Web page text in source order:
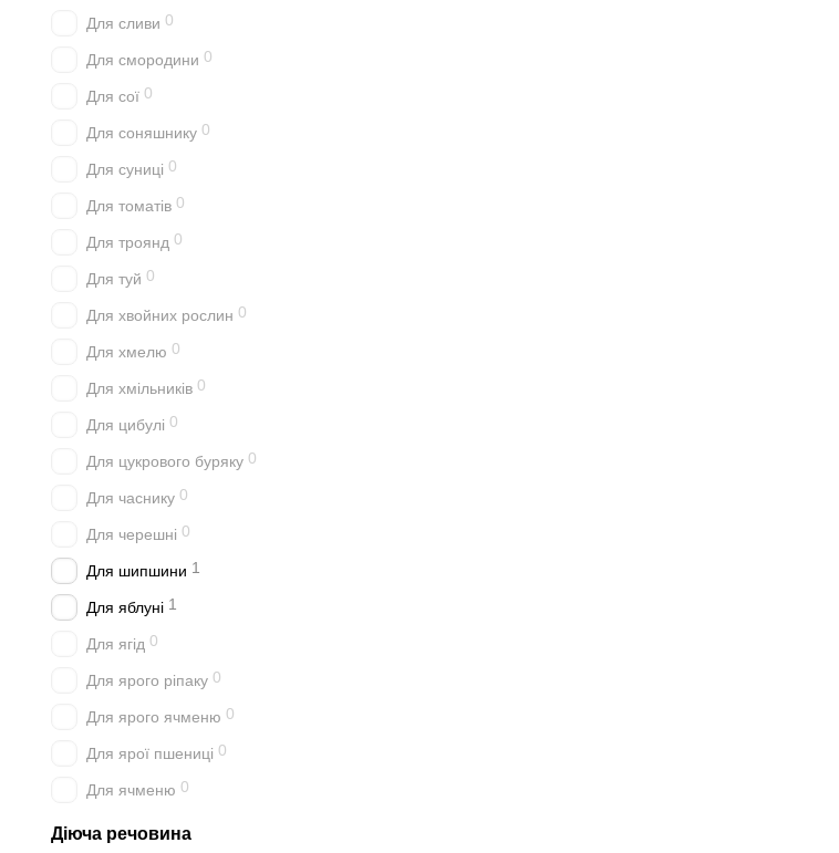
Для сливи 0
Для смородини 0
Для сої 0
Для соняшнику 0
Для суниці 0
Для томатів 0
Для троянд 0
Для туй 0
Для хвойних рослин 0
Для хмелю 0
Для хмільників 0
Для цибулі 0
Для цукрового буряку 0
Для часнику 0
Для черешні 0
Для шипшини 1
Для яблуні 1
Для ягід 0
Для ярого ріпаку 0
Для ярого ячменю 0
Для ярої пшениці 0
Для ячменю 0
Діюча речовина